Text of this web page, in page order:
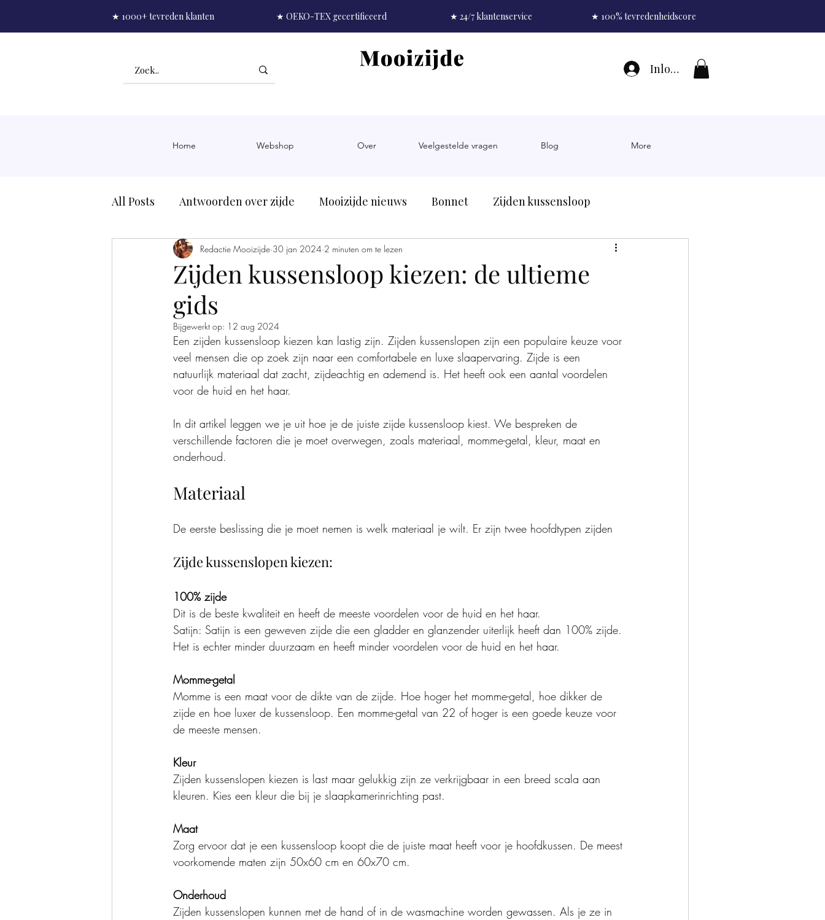
★ 1000+ tevreden klanten ★ OEKO-TEX gecertificeerd ★ 100% tevredenheidscore
★ 24/7 klantenservice
Inloggen
Home Webshop Over Veelgestelde vragen Blog More
All Posts Antwoorden over zijde Mooizijde nieuws Bonnet Zijden kussensloop
Slaapmasker zijde Rimpels Zijde als materiaal
hitteloze krullen
Zijden kussensloop kiezen: de ultieme
gids
Redactie Mooizijde 30 jan 2024 2 minuten om te lezen
Bijgewerkt op: 12 aug 2024
Een zijden kussensloop kiezen kan lastig zijn. Zijden kussenslopen zijn een populaire keuze voor
veel mensen die op zoek zijn naar een comfortabele en luxe slaapervaring. Zijde is een
natuurlijk materiaal dat zacht, zijdeachtig en ademend is. Het heeft ook een aantal voordelen
voor de huid en het haar.
In dit artikel leggen we je uit hoe je de juiste zijde kussensloop kiest. We bespreken de
verschillende factoren die je moet overwegen, zoals materiaal, momme-getal, kleur, maat en
onderhoud.
Materiaal
De eerste beslissing die je moet nemen is welk materiaal je wilt. Er zijn twee hoofdtypen zijden
Zijde kussenslopen kiezen:
100% zijde
Dit is de beste kwaliteit en heeft de meeste voordelen voor de huid en het haar.
Satijn: Satijn is een geweven zijde die een gladder en glanzender uiterlijk heeft dan 100% zijde.
Het is echter minder duurzaam en heeft minder voordelen voor de huid en het haar.
Momme-getal
Momme is een maat voor de dikte van de zijde. Hoe hoger het momme-getal, hoe dikker de
zijde en hoe luxer de kussensloop. Een momme-getal van 22 of hoger is een goede keuze voor
de meeste mensen.
Kleur
Zijden kussenslopen kiezen is last maar gelukkig zijn ze verkrijgbaar in een breed scala aan
kleuren. Kies een kleur die bij je slaapkamerinrichting past.
Maat
Zorg ervoor dat je een kussensloop koopt die de juiste maat heeft voor je hoofdkussen. De meest
voorkomende maten zijn 50x60 cm en 60x70 cm.
Onderhoud
Zijden kussenslopen kunnen met de hand of in de wasmachine worden gewassen. Als je ze in